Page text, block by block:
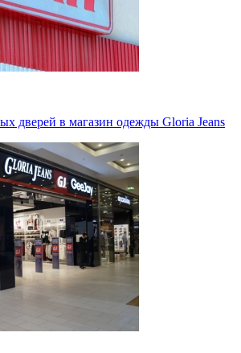
дверей в магазин одежды Gloria Jeans